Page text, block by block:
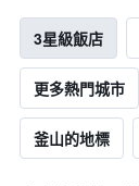
3星級飯店
更多熱門城市
釜山的地標